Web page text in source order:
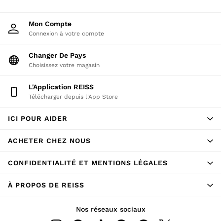
Workwear
Co-ords
Reiss | NYBG
NEW
New Arrivals
Wedding Guest & Occasion
Holiday
T-Shirts
Trousers
Swimwear
Suits
Mon Compte
Connexion à votre compte
Changer De Pays
Choisissez votre magasin
L'application REISS
Télécharger depuis l'App Store
ICI POUR AIDER
ACHETER CHEZ NOUS
CONFIDENTIALITÉ ET MENTIONS LÉGALES
À PROPOS DE REISS
Nos réseaux sociaux